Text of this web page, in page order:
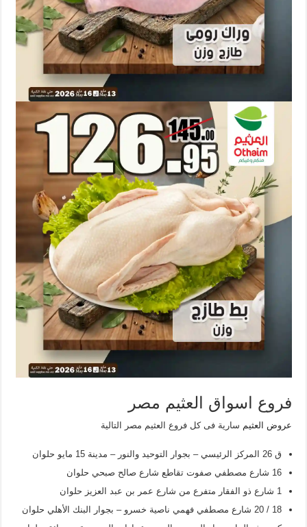
فروع اسواق العثيم مصر
عروض العثيم سارية فى كل فروع العثيم مصر التالية
ق 26 المركز الرئيسي – بجوار التوحيد والنور – مدينة 15 مايو حلوان
16 شارع مصطفي صفوت تقاطع شارع صالح صبحي حلوان
1 شارع ذو الفقار متفرع من شارع عمر بن عبد العزيز حلوان
18 / 20 شارع مصطفي فهمي ناصية خسرو – بجوار البنك الأهلي حلوان